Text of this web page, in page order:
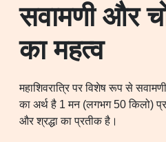
सवामणी और
का महत्व
महाशिवरात्रि पर विशेष रूप से
का अर्थ है 1 मन (लगभग 50 किलो)
और श्रद्धा का प्रतीक है।